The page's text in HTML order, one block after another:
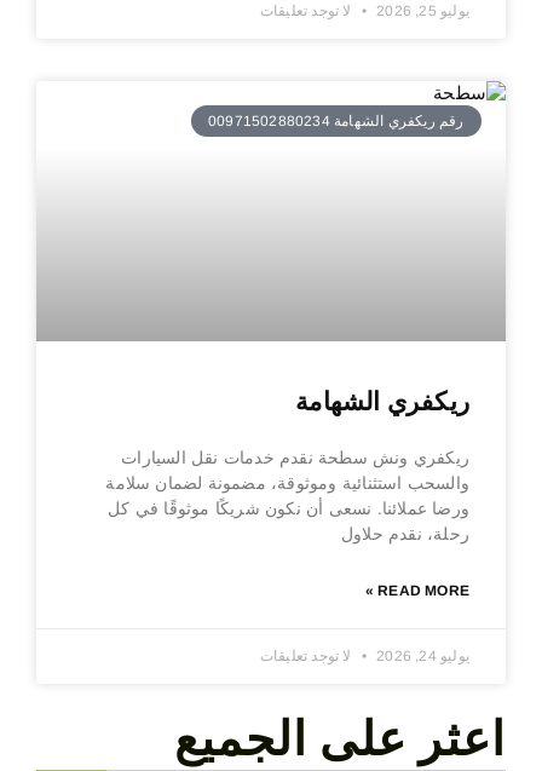
يوليو 25, 2026 لا توجد تعليقات
رقم ريكفري الشهامة 00971502880234
ريكفري الشهامة
ريكفري ونش سطحة نقدم خدمات نقل السيارات
والسحب استثنائية وموثوقة، مضمونة لضمان سلامة
ورضا عملائنا. نسعى أن نكون شريكًا موثوقًا في كل
رحلة، نقدم حلاول
READ MORE »
يوليو 24, 2026 لا توجد تعليقات
اعثر على الجميع